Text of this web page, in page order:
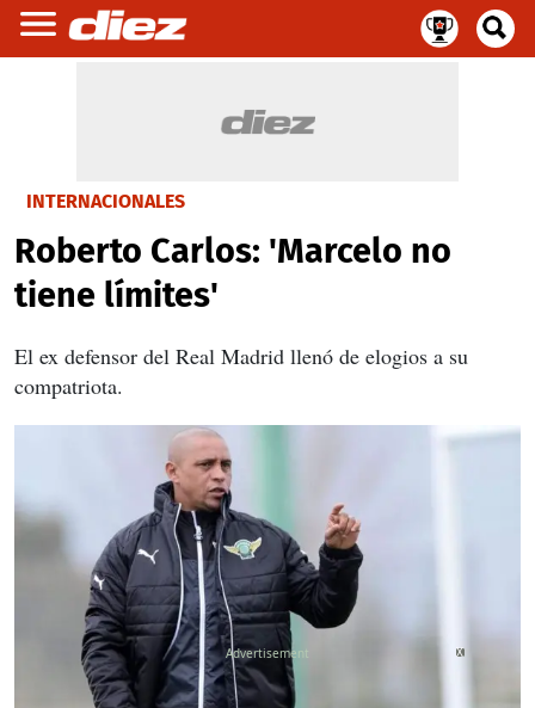
INTERNACIONALES
Roberto Carlos: 'Marcelo no
tiene límites'
El ex defensor del Real Madrid llenó de elogios a su
compatriota.
X